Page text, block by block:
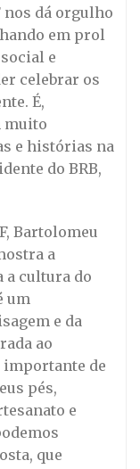
dá orgulho
em prol
e
celebrar os
É,
muito
e histórias na
do BRB,
Bartolomeu
a
a cultura do
um
e da
ao
importante de
pés,
e
que